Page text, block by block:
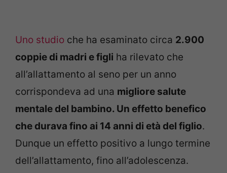
Uno studio che ha esaminato circa 2.900
coppie di madri e figli ha rilevato che
all’allattamento al seno per un anno
corrispondeva ad una migliore salute
mentale del bambino. Un effetto benefico
che durava fino ai 14 anni di età del figlio.
Dunque un effetto positivo a lungo termine
dell’allattamento, fino all’adolescenza.